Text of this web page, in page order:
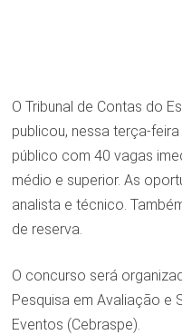
O Tribunal de Contas do
publicou, nessa terça-
público com 40 vagas
médio e superior. As
analista e técnico.
de reserva.
O concurso será
Pesquisa em Avaliação e
Eventos (Cebraspe).